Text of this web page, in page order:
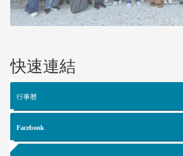
快速連結
行事曆
Facebook